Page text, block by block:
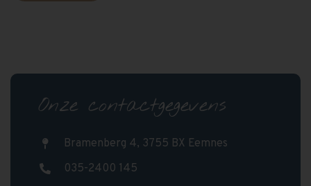
Onze contactgegevens
Bramenberg 4, 3755 BX Eemnes
035-2400 145